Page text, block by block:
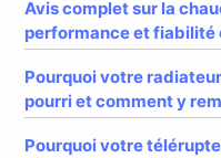
Avis complet sur la
performance et fiabilité
Pourquoi votre
pourri et comment y
Pourquoi votre